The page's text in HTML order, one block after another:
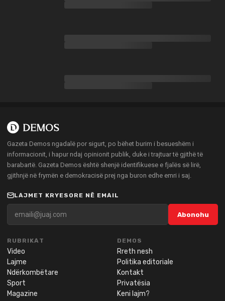
Gazeta Demos ngadalë por sigurt, po bëhet burim i besueshëm i
informacionit, i hapur ndaj opinionit publik, duke i trajtuar të gjithë të
barabartë. Gazeta Demos është shenjë identifikuese e fjalës së lirë,
gjithnjë në frymën e demokracisë prej nga buron edhe emri i saj.
LAJMET KRYESORE NË EMAIL
Abonohu
RUBRIKAT
Video
Lajme
Ndërkombëtare
Sport
Magazine
DEMOS
Rreth nesh
Politika editoriale
Kontakt
Privatësia
Keni lajm?